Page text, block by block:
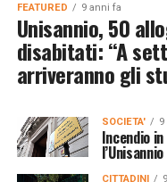
FEATURED 9 anni fa
Unisannio, 50
disabitati: “A
arriveranno gli
SOCIETA' 9
Incendio
CITTADINI